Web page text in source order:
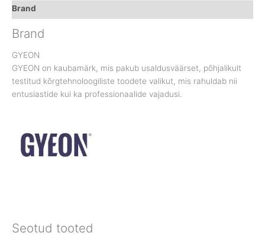
Brand
Brand
GYEON
GYEON on kaubamärk, mis pakub usaldusväärset, põhjalikult
testitud kõrgtehnoloogiliste toodete valikut, mis rahuldab nii
entusiastide kui ka professionaalide vajadusi.
Seotud tooted